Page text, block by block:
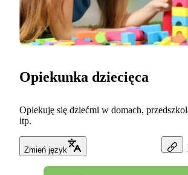
Opiekunka dziecięca
Opiekuję się dziećmi w domach,
itp.
Zmień język